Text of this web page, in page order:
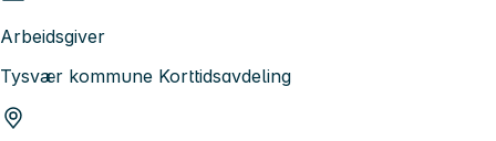
Arbeidsgiver
Tysvær kommune Korttidsavdeling